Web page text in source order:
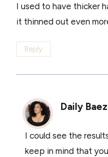
I used to have thicker
it thinned out even
Reply
Daily Baez
I could see the
keep in mind that